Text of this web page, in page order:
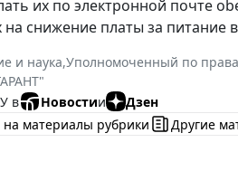
их по электронной почте
снижение платы за питание
и наука,Уполномоченный по
в
Новостии
Дзен
на материалы рубрики
Другие